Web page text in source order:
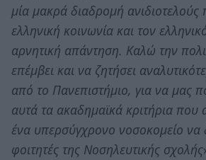
μία μακρά διαδρομή
ελληνική κοινωνία και τον
αρνητική απάντηση. Καλώ την
επέμβει και να ζητήσει
από το Πανεπιστήμιο, για να μας
αυτά τα ακαδημαϊκά κριτήρια
ένα υπερσύγχρονο νοσοκομείο να
φοιτητές της Νοσηλευτικής σχολής